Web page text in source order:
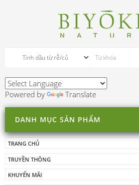
Powered by Translate
DANH MỤC SẢN PHẨM
TRANG CHỦ
TRUYỀN THÔNG
KHUYẾN MÃI